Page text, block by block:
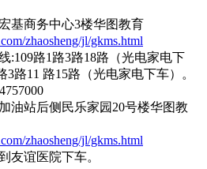
基商务中心3楼华图教育
zhaosheng/jl/gkms.html
:109路1路3路18路（光电家电下
路11 路15路（光电家电下车）。
油站后侧民乐家园20号楼华图教
zhaosheng/jl/gkms.html
友谊医院下车。